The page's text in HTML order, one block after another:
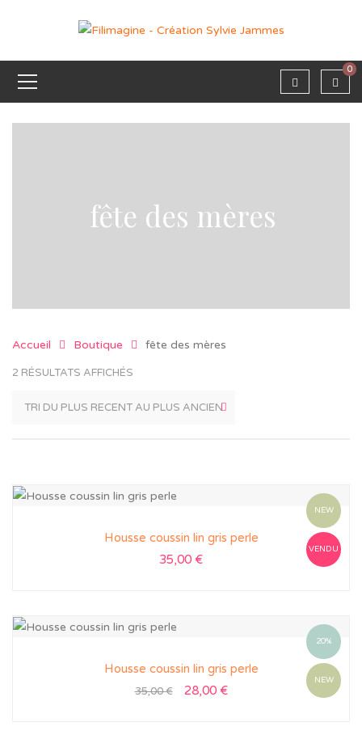
0
fête des mères
Accueil Boutique fête des mères
2 RÉSULTATS AFFICHÉS
NEW
VENDU
Housse coussin lin gris perle
35,00 €
20%
NEW
Housse coussin lin gris perle
35,00€ 28,00 €